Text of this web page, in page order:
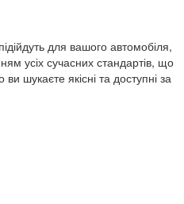
для вашого автомобіля,
усіх сучасних стандартів, що
шукаєте якісні та доступні за